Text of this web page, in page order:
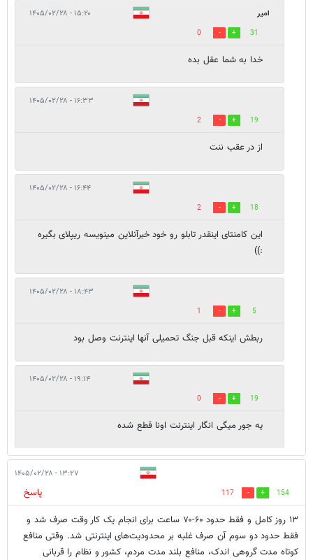
امیر ۱۵:۲۰ - ۱۴۰۵/۰۲/۲۸
31
0
خدا به شما عقل بده
۱۶:۳۳ - ۱۴۰۵/۰۲/۲۸
19
2
از در عقب ننت
۱۶:۴۴ - ۱۴۰۵/۰۲/۲۸
18
2
این کامنتای اینقدر تابلو رو خود خبرآنلاین مینویسه ریپلای بگیره
:))
۱۸:۴۳ - ۱۴۰۵/۰۲/۲۸
5
1
ربطش اینکه قبل جنگ تحمیلی آنها اینترنت وصل بود
۱۹:۱۴ - ۱۴۰۵/۰۲/۲۸
19
0
یه جور میگی انگار اینترنت اونا قطع شده
۱۳:۲۷ - ۱۴۰۵/۰۲/۲۸
154
117
پاسخ
۱۳ روز کامل و فقط حدود ۶۰-۷۰ ساعت برای انجام یک کار وقت صرف شد و
فقط حدود دو سوم آن صرف غلبه بر محدودیت‌های اینترنتی شد. وقتی منافع
کوتاه مدت گروهی اندک، منافع بلند مدت مردم، کشور و نظام را قربانی